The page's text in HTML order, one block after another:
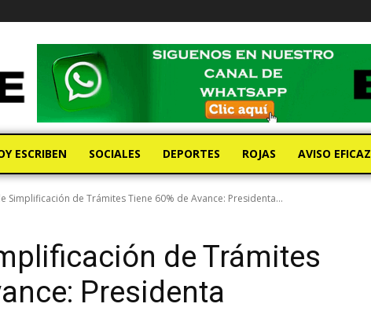
ESCRIBEN SOCIALES DEPORTES ROJAS AVISO EFICAZ
Simplificación de Trámites Tiene 60% de Avance: Presidenta...
de Trámites
Presidenta